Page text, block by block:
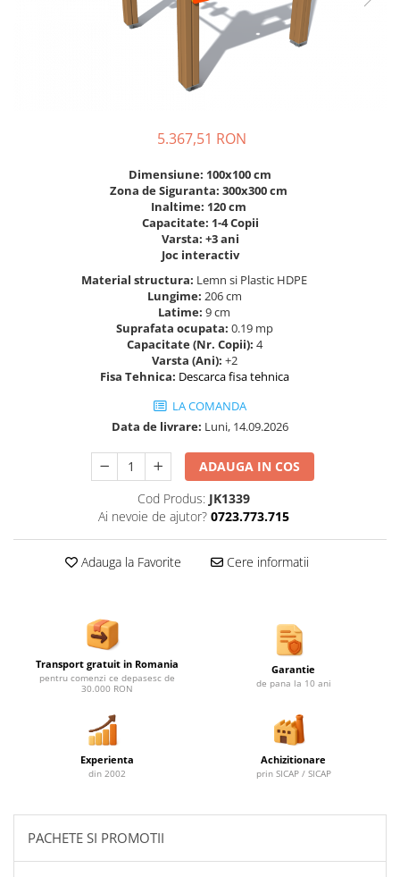
Leagane pentru copii
Panouri interactive educationale
Echipamente fitness cu Panouri
Echipamente fitness exterior
Echipamente fitness pentru batrani
Echipamente Terenuri de Sport
Fileu volei / tenis
Porti fotbal / handball
Pavele si dale tartan (cauciuc)
Decoratiuni de Paste
Figurine de craciun pentru exterior
Globuri de craciun pentru exterior
Ornamente de craciun pentru
Reni de craciun pentru exterior
Panouri PUBLICITARE
Ghivece din beton
Stalpi stradali
Stalpi camere video
Stalpi / bolarzi de delimitare
pentru trotuar
Tomberoane si Pubele de Gunoi
Mobilier urban DIZABILITATI
5.367,51 RON
Dimensiune: 100x100 cm
Zona de Siguranta: 300x300 cm
Inaltime: 120 cm
Capacitate: 1-4 Copii
Varsta: +3 ani
Joc interactiv
Material structura: Lemn si Plastic HDPE
Lungime: 206 cm
Latime: 9 cm
Suprafata ocupata: 0.19 mp
Capacitate (Nr. Copii): 4
Varsta (Ani): +2
Fisa Tehnica: Descarca fisa tehnica
LA COMANDA
Data de livrare: Luni, 14.09.2026
ADAUGA IN COS
Cod Produs: JK1339
Ai nevoie de ajutor? 0723.773.715
Adauga la Favorite Cere informatii
Transport gratuit in Romania
pentru comenzi ce depasesc de
30.000 RON
Garantie
de pana la 10 ani
Experienta
din 2002
Achizitionare
prin SICAP / SICAP
PACHETE SI PROMOTII